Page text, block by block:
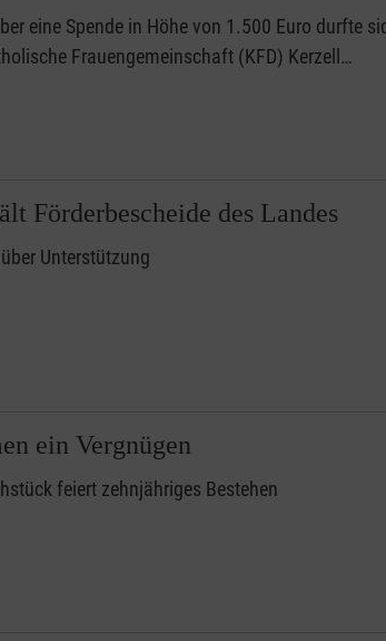
eine Spende in Höhe von 1.500 Euro durfte
Frauengemeinschaft (KFD) Kerzell…
Förderbescheide des Landes
Unterstützung
ein Vergnügen
feiert zehnjähriges Bestehen